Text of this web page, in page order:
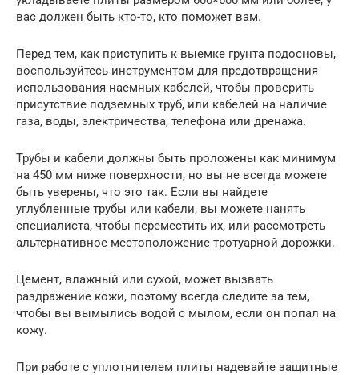
вас должен быть кто-то, кто поможет вам.
Перед тем, как приступить к выемке грунта подосновы,
воспользуйтесь инструментом для предотвращения
использования наемных кабелей, чтобы проверить
присутствие подземных труб, или кабелей на наличие
газа, воды, электричества, телефона или дренажа.
Трубы и кабели должны быть проложены как минимум
на 450 мм ниже поверхности, но вы не всегда можете
быть уверены, что это так. Если вы найдете
углубленные трубы или кабели, вы можете нанять
специалиста, чтобы переместить их, или рассмотреть
альтернативное местоположение тротуарной дорожки.
Цемент, влажный или сухой, может вызвать
раздражение кожи, поэтому всегда следите за тем,
чтобы вы вымылись водой с мылом, если он попал на
кожу.
При работе с уплотнителем плиты надевайте защитные